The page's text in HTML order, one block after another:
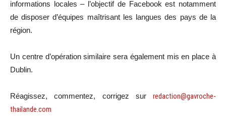
informations locales – l’objectif de Facebook est notamment
de disposer d’équipes maîtrisant les langues des pays de la
région.
Un centre d’opération similaire sera également mis en place à
Dublin.
Réagissez, commentez, corrigez sur redaction@gavroche-
thailande.com